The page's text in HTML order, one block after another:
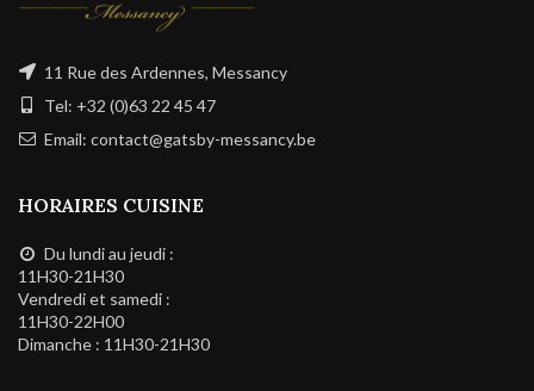
11 Rue des Ardennes, Messancy
Tel: +32 (0)63 22 45 47
Email: contact@gatsby-messancy.be
HORAIRES CUISINE
Du lundi au jeudi :
11H30-21H30
Vendredi et samedi :
11H30-22H00
Dimanche : 11H30-21H30